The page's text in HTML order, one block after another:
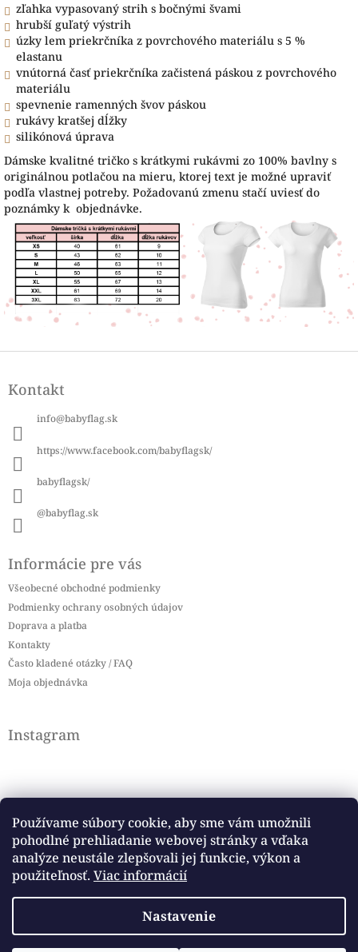
Používame súbory cookie, aby sme vám umožnili
pohodlné prehliadanie webovej stránky a vďaka
analýze neustále zlepšovali jej funkcie, výkon a
použiteľnosť. Viac informácií
Nastavenie
zľahka vypasovaný strih s bočnými švami
hrubší guľatý výstrih
úzky lem priekrčníka z povrchového materiálu s 5 %
elastanu
vnútorná časť priekrčníka začistená páskou z povrchového
materiálu
spevnenie ramenných švov páskou
rukávy kratšej dĺžky
silikónová úprava
Dámske kvalitné tričko s krátkymi rukávmi zo 100% bavlny s
originálnou potlačou na mieru, ktorej text je možné upraviť
podľa vlastnej potreby. Požadovanú zmenu stačí uviesť do
poznámky k objednávke.
pKontakt
info@babyflag.sk
https://www.facebook.com/babyflagsk/
babyflagsk/
@babyflag.sk
Informácie pre vás
Všeobecné obchodné podmienky
Podmienky ochrany osobných údajov
Doprava a platba
Kontakty
Často kladené otázky / FAQ
Moja objednávka
Instagram
Sledovať na Instagrame
Facebook